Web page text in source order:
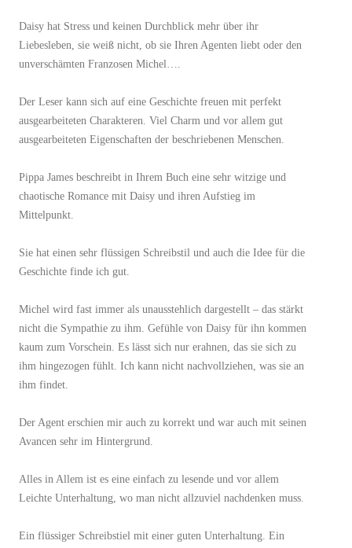
Daisy hat Stress und keinen Durchblick mehr über ihr
Liebesleben, sie weiß nicht, ob sie Ihren Agenten liebt oder den
unverschämten Franzosen Michel….
Der Leser kann sich auf eine Geschichte freuen mit perfekt
ausgearbeiteten Charakteren. Viel Charm und vor allem gut
ausgearbeiteten Eigenschaften der beschriebenen Menschen.
Pippa James beschreibt in Ihrem Buch eine sehr witzige und
chaotische Romance mit Daisy und ihren Aufstieg im
Mittelpunkt.
Sie hat einen sehr flüssigen Schreibstil und auch die Idee für die
Geschichte finde ich gut.
Michel wird fast immer als unausstehlich dargestellt – das stärkt
nicht die Sympathie zu ihm. Gefühle von Daisy für ihn kommen
kaum zum Vorschein. Es lässt sich nur erahnen, das sie sich zu
ihm hingezogen fühlt. Ich kann nicht nachvollziehen, was sie an
ihm findet.
Der Agent erschien mir auch zu korrekt und war auch mit seinen
Avancen sehr im Hintergrund.
Alles in Allem ist es eine einfach zu lesende und vor allem
Leichte Unterhaltung, wo man nicht allzuviel nachdenken muss.
Ein flüssiger Schreibstiel mit einer guten Unterhaltung. Ein